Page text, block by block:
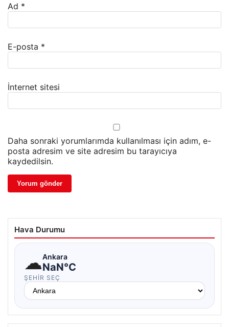
Ad *
E-posta *
İnternet sitesi
Daha sonraki yorumlarımda kullanılması için adım, e-
posta adresim ve site adresim bu tarayıcıya
kaydedilsin.
Hava Durumu
☁Ankara
NaN°C
ŞEHIR SEÇ